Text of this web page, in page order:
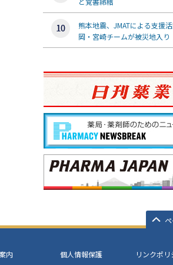
熊本地震、JMATによる支
岡・宮崎チームが被災地入り
内 個人情報保護
リンクポリ